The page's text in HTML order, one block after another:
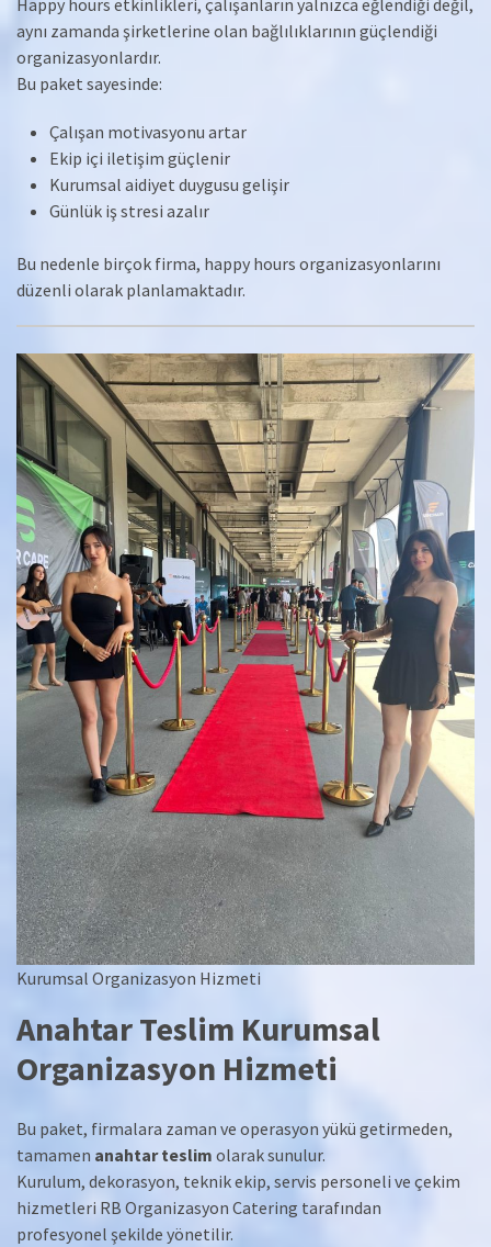
aynı zamanda şirketlerine olan bağlılıklarının güçlendiği
organizasyonlardır.
Bu paket sayesinde:
Çalışan motivasyonu artar
Ekip içi iletişim güçlenir
Kurumsal aidiyet duygusu gelişir
Günlük iş stresi azalır
Bu nedenle birçok firma, happy hours organizasyonlarını
düzenli olarak planlamaktadır.
Kurumsal Organizasyon Hizmeti
Anahtar Teslim Kurumsal
Organizasyon Hizmeti
Bu paket, firmalara zaman ve operasyon yükü getirmeden,
tamamen anahtar teslim olarak sunulur.
Kurulum, dekorasyon, teknik ekip, servis personeli ve çekim
hizmetleri RB Organizasyon Catering tarafından
profesyonel şekilde yönetilir.